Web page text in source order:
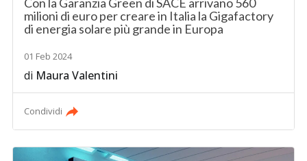
milioni di euro per creare in Italia la Gigafactory
di energia solare più grande in Europa
01 Feb 2024
di Maura Valentini
Condividi